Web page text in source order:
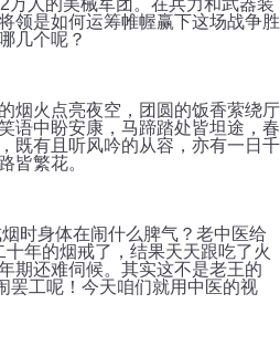
领是如何运筹帷幄赢下这场战争胜
几个呢？
烟火点亮夜空，团圆的饭香萦绕厅
语中盼安康，马蹄踏处皆坦途，春
既有且听风吟的从容，亦有一日千
皆繁花。
时身体在闹什么脾气？老中医给
年的烟戒了，结果天天跟吃了火
期还难伺候。其实这不是老王的
罢工呢！今天咱们就用中医的视